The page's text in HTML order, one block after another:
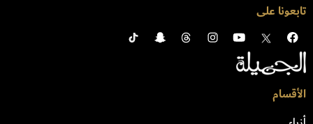
تابعونا على
الأقسام